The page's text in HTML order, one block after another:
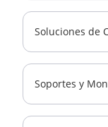
Soluciones de
Soportes y